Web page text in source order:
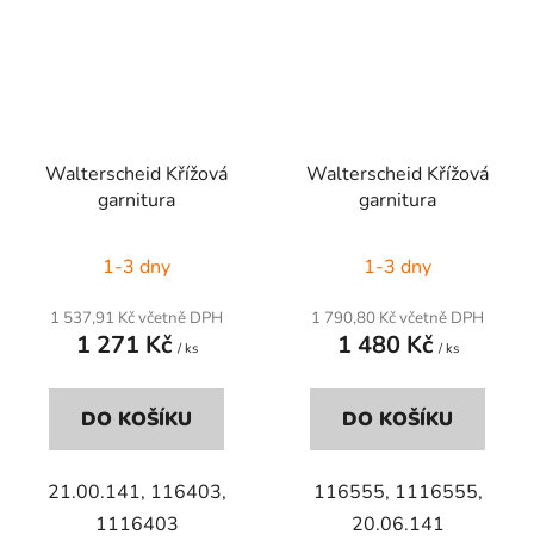
Walterscheid Křížová
garnitura
1-3 dny
1 537,91 Kč včetně DPH
1 271 Kč / ks
DO KOŠÍKU
21.00.141, 116403,
1116403
Walterscheid Křížová
garnitura
1-3 dny
1 790,80 Kč včetně DPH
1 480 Kč / ks
DO KOŠÍKU
116555, 1116555,
20.06.141